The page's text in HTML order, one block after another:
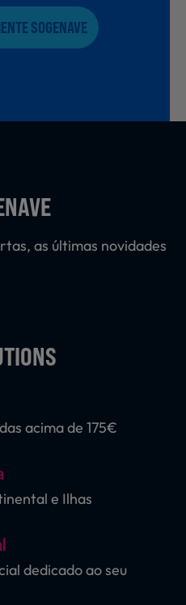
SOGENAVE
as últimas novidades
acima de 175€
e Ilhas
dedicado ao seu